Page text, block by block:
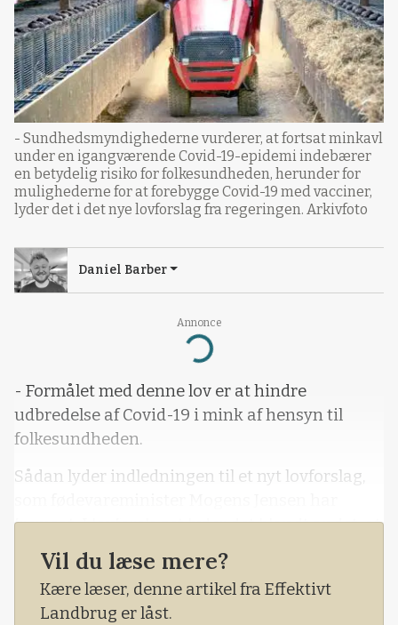
Annonce
Loading...
- Sundhedsmyndighederne vurderer, at fortsat minkavl
under en igangværende Covid-19-epidemi indebærer
en betydelig risiko for folkesundheden, herunder for
mulighederne for at forebygge Covid-19 med vacciner,
lyder det i det nye lovforslag fra regeringen. Arkivfoto
Daniel Barber
- Formålet med denne lov er at hindre
udbredelse af Covid-19 i mink af hensyn til
folkesundheden.
Sådan lyder indledningen til et nyt lovforslag,
fremsat. I lovforslaget lyder det blandt andet, at
det skal være ulovligt at ind- og udføre levende
mink til og fra Danmark, og at det skal forbydes
at til- og fraføre mink mellem besætninger.
Vil du læse mere?
Kære læser, denne artikel fra Effektivt
Landbrug er låst.